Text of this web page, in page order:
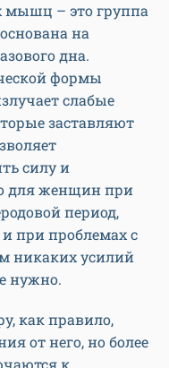
– это группа
на
дна.
формы
слабые
заставляют
силу и
для женщин при
период,
при проблемах с
никаких усилий
нужно.
как правило,
от него, но более